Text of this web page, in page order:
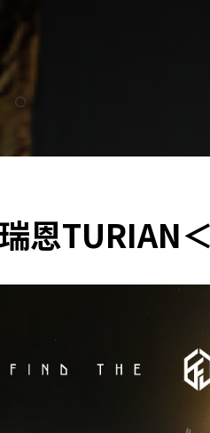
恩TURIAN